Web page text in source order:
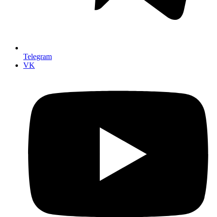
Telegram
VK